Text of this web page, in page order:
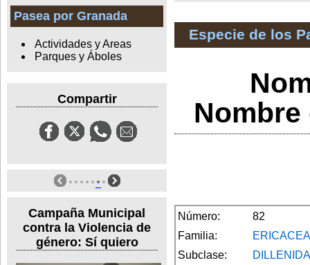
Pasea por Granada
Actividades y Areas
Parques y Áboles
Compartir
Campaña Municipal
contra la Violencia de
género: Sí quiero
Especie de los
Número:
82
Familia:
Subclase: